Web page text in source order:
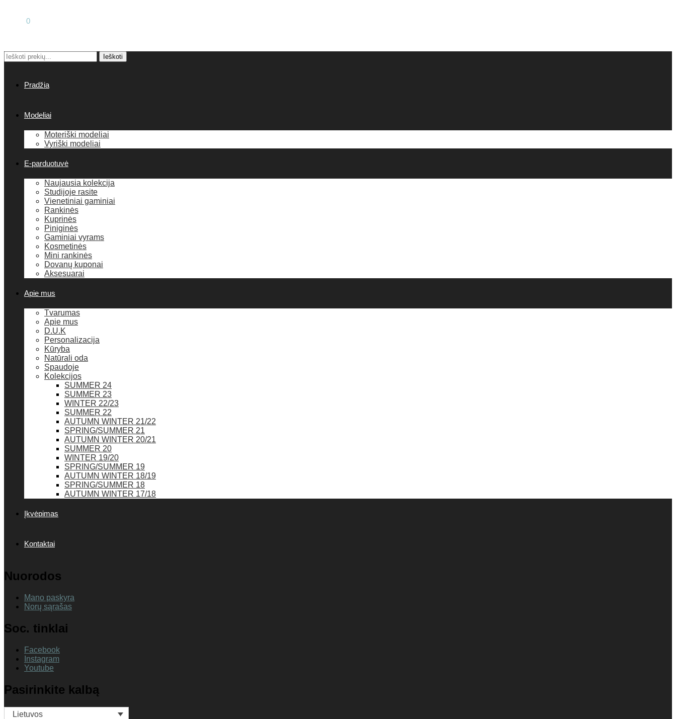
0
Ieškoti: Ieškoti
Pradžia
Modeliai
Moteriški modeliai
Vyriški modeliai
E-parduotuvė
Naujausia kolekcija
Studijoje rasite
Vienetiniai gaminiai
Rankinės
Kuprinės
Piniginės
Gaminiai vyrams
Kosmetinės
Mini rankinės
Dovanų kuponai
Aksesuarai
Apie mus
Tvarumas
Apie mus
D.U.K
Personalizacija
Kūryba
Natūrali oda
Spaudoje
Kolekcijos
SUMMER 24
SUMMER 23
WINTER 22/23
SUMMER 22
AUTUMN WINTER 21/22
SPRING/SUMMER 21
AUTUMN WINTER 20/21
SUMMER 20
WINTER 19/20
SPRING/SUMMER 19
AUTUMN WINTER 18/19
SPRING/SUMMER 18
AUTUMN WINTER 17/18
Įkvėpimas
Kontaktai
Nuorodos
Mano paskyra
Norų sąrašas
Soc. tinklai
Facebook
Instagram
Youtube
Pasirinkite kalbą
Lietuvos